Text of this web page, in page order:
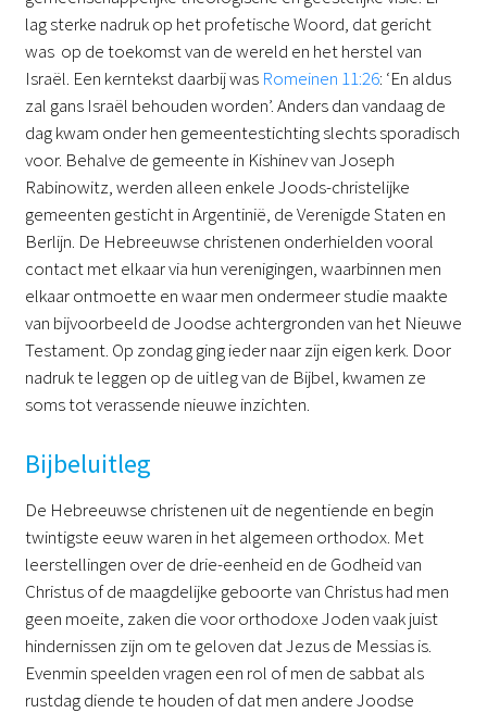
lag sterke nadruk op het profetische Woord, dat gericht
was op de toekomst van de wereld en het herstel van
Israël. Een kerntekst daarbij was Romeinen 11:26: ‘En aldus
zal gans Israël behouden worden’. Anders dan vandaag de
dag kwam onder hen gemeentestichting slechts sporadisch
voor. Behalve de gemeente in Kishinev van Joseph
Rabinowitz, werden alleen enkele Joods-christelijke
gemeenten gesticht in Argentinië, de Verenigde Staten en
Berlijn. De Hebreeuwse christenen onderhielden vooral
contact met elkaar via hun verenigingen, waarbinnen men
elkaar ontmoette en waar men ondermeer studie maakte
van bijvoorbeeld de Joodse achtergronden van het Nieuwe
Testament. Op zondag ging ieder naar zijn eigen kerk. Door
nadruk te leggen op de uitleg van de Bijbel, kwamen ze
soms tot verassende nieuwe inzichten.
Bijbeluitleg
De Hebreeuwse christenen uit de negentiende en begin
twintigste eeuw waren in het algemeen orthodox. Met
leerstellingen over de drie-eenheid en de Godheid van
Christus of de maagdelijke geboorte van Christus had men
geen moeite, zaken die voor orthodoxe Joden vaak juist
hindernissen zijn om te geloven dat Jezus de Messias is.
Evenmin speelden vragen een rol of men de sabbat als
rustdag diende te houden of dat men andere Joodse